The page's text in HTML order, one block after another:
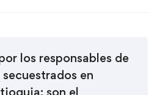
los responsables de
en
son el